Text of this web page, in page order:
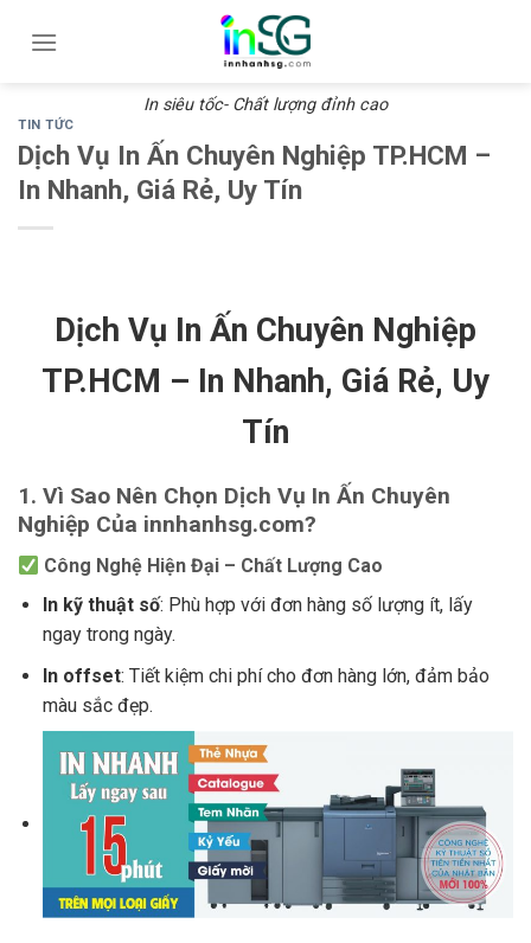
In siêu tốc- Chất lượng đỉnh cao
TIN TỨC
Dịch Vụ In Ấn Chuyên Nghiệp TP.HCM –
In Nhanh, Giá Rẻ, Uy Tín
Dịch Vụ In Ấn Chuyên Nghiệp
TP.HCM – In Nhanh, Giá Rẻ, Uy
Tín
1. Vì Sao Nên Chọn Dịch Vụ In Ấn Chuyên
Nghiệp Của innhanhsg.com?
Công Nghệ Hiện Đại – Chất Lượng Cao
In kỹ thuật số: Phù hợp với đơn hàng số lượng ít, lấy
ngay trong ngày.
In offset: Tiết kiệm chi phí cho đơn hàng lớn, đảm bảo
màu sắc đẹp.